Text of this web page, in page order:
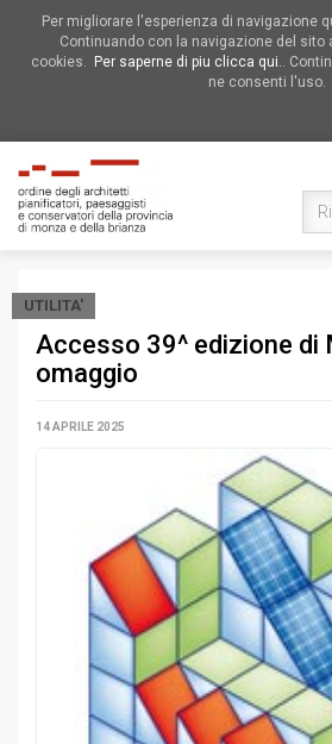
Per migliorare l'esperienza di navigazione
Continuando con la navigazione del sito
cookies.
Per saperne di piu clicca qui..
ne consenti l'uso.
UTILITA'
Accesso 39^ edizione di
omaggio
14 APRILE 2025